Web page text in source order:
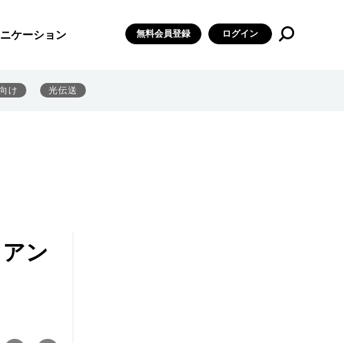
ケーション 無料会員登録 ログイン
け 光伝送
ン